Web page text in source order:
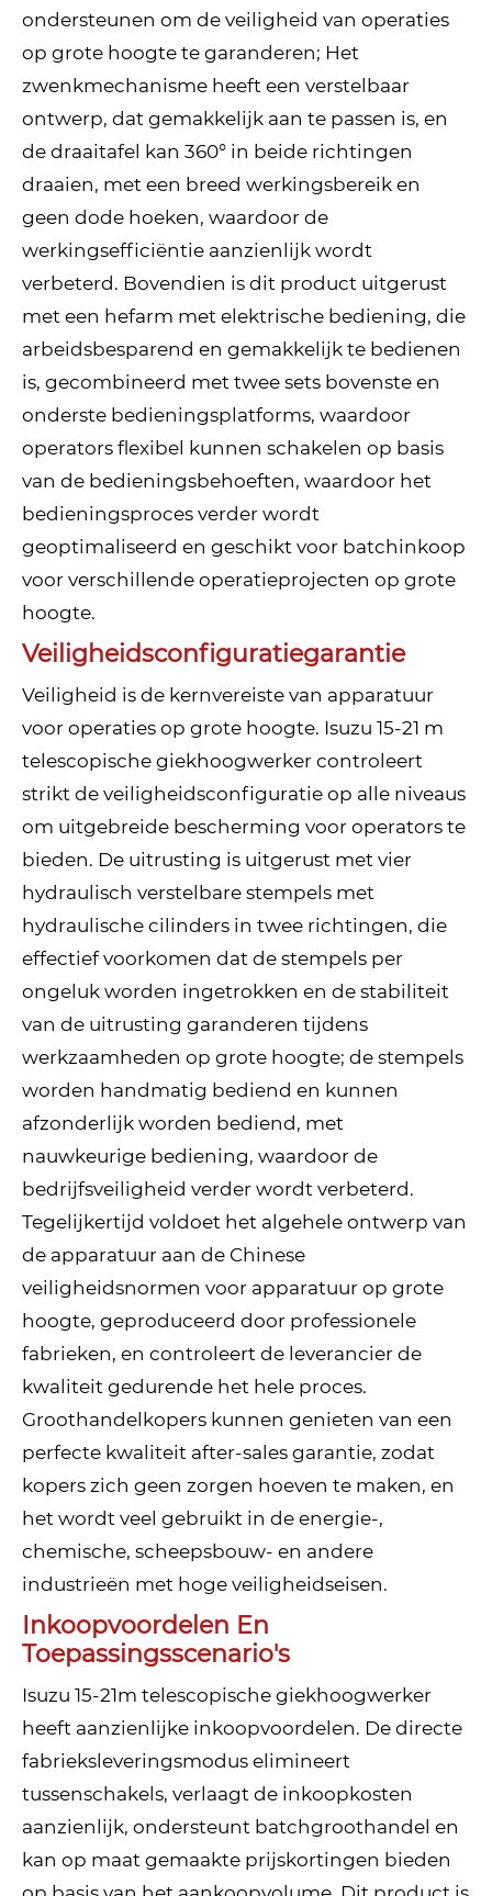
ondersteunen om de veiligheid van operaties
op grote hoogte te garanderen; Het
zwenkmechanisme heeft een verstelbaar
ontwerp, dat gemakkelijk aan te passen is, en
de draaitafel kan 360° in beide richtingen
draaien, met een breed werkingsbereik en
geen dode hoeken, waardoor de
werkingsefficiëntie aanzienlijk wordt
verbeterd. Bovendien is dit product uitgerust
met een hefarm met elektrische bediening, die
arbeidsbesparend en gemakkelijk te bedienen
is, gecombineerd met twee sets bovenste en
onderste bedieningsplatforms, waardoor
operators flexibel kunnen schakelen op basis
van de bedieningsbehoeften, waardoor het
bedieningsproces verder wordt
geoptimaliseerd en geschikt voor batchinkoop
voor verschillende operatieprojecten op grote
hoogte.
Veiligheidsconfiguratiegarantie
Veiligheid is de kernvereiste van apparatuur
voor operaties op grote hoogte. Isuzu 15-21 m
telescopische giekhoogwerker controleert
strikt de veiligheidsconfiguratie op alle niveaus
om uitgebreide bescherming voor operators te
bieden. De uitrusting is uitgerust met vier
hydraulisch verstelbare stempels met
hydraulische cilinders in twee richtingen, die
effectief voorkomen dat de stempels per
ongeluk worden ingetrokken en de stabiliteit
van de uitrusting garanderen tijdens
werkzaamheden op grote hoogte; de stempels
worden handmatig bediend en kunnen
afzonderlijk worden bediend, met
nauwkeurige bediening, waardoor de
bedrijfsveiligheid verder wordt verbeterd.
Tegelijkertijd voldoet het algehele ontwerp van
de apparatuur aan de Chinese
veiligheidsnormen voor apparatuur op grote
hoogte, geproduceerd door professionele
fabrieken, en controleert de leverancier de
kwaliteit gedurende het hele proces.
Groothandelkopers kunnen genieten van een
perfecte kwaliteit after-sales garantie, zodat
kopers zich geen zorgen hoeven te maken, en
het wordt veel gebruikt in de energie-,
chemische, scheepsbouw- en andere
industrieën met hoge veiligheidseisen.
Inkoopvoordelen En
Toepassingsscenario's
Isuzu 15-21m telescopische giekhoogwerker
heeft aanzienlijke inkoopvoordelen. De directe
fabrieksleveringsmodus elimineert
tussenschakels, verlaagt de inkoopkosten
aanzienlijk, ondersteunt batchgroothandel en
kan op maat gemaakte prijskortingen bieden